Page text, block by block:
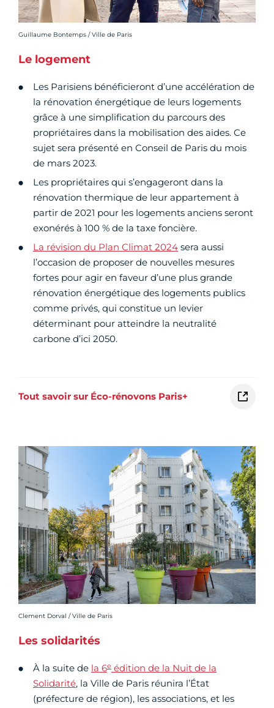
Crédit photo :
Guillaume Bontemps / Ville de Paris
Le logement
Les Parisiens bénéficieront d’une accélération de
la rénovation énergétique de leurs logements
grâce à une simplification du parcours des
propriétaires dans la mobilisation des aides. Ce
sujet sera présenté en Conseil de Paris du mois
de mars 2023.
Les propriétaires qui s’engageront dans la
rénovation thermique de leur appartement à
partir de 2021 pour les logements anciens seront
exonérés à 100 % de la taxe foncière.
La révision du Plan Climat 2024 sera aussi
l’occasion de proposer de nouvelles mesures
fortes pour agir en faveur d’une plus grande
rénovation énergétique des logements publics
comme privés, qui constitue un levier
déterminant pour atteindre la neutralité
carbone d’ici 2050.
Tout savoir sur Éco-rénovons Paris+
Crédit photo :
Clement Dorval / Ville de Paris
Les solidarités
À la suite de la 6e édition de la Nuit de la
Solidarité, la Ville de Paris réunira l’État
(préfecture de région), les associations, et les